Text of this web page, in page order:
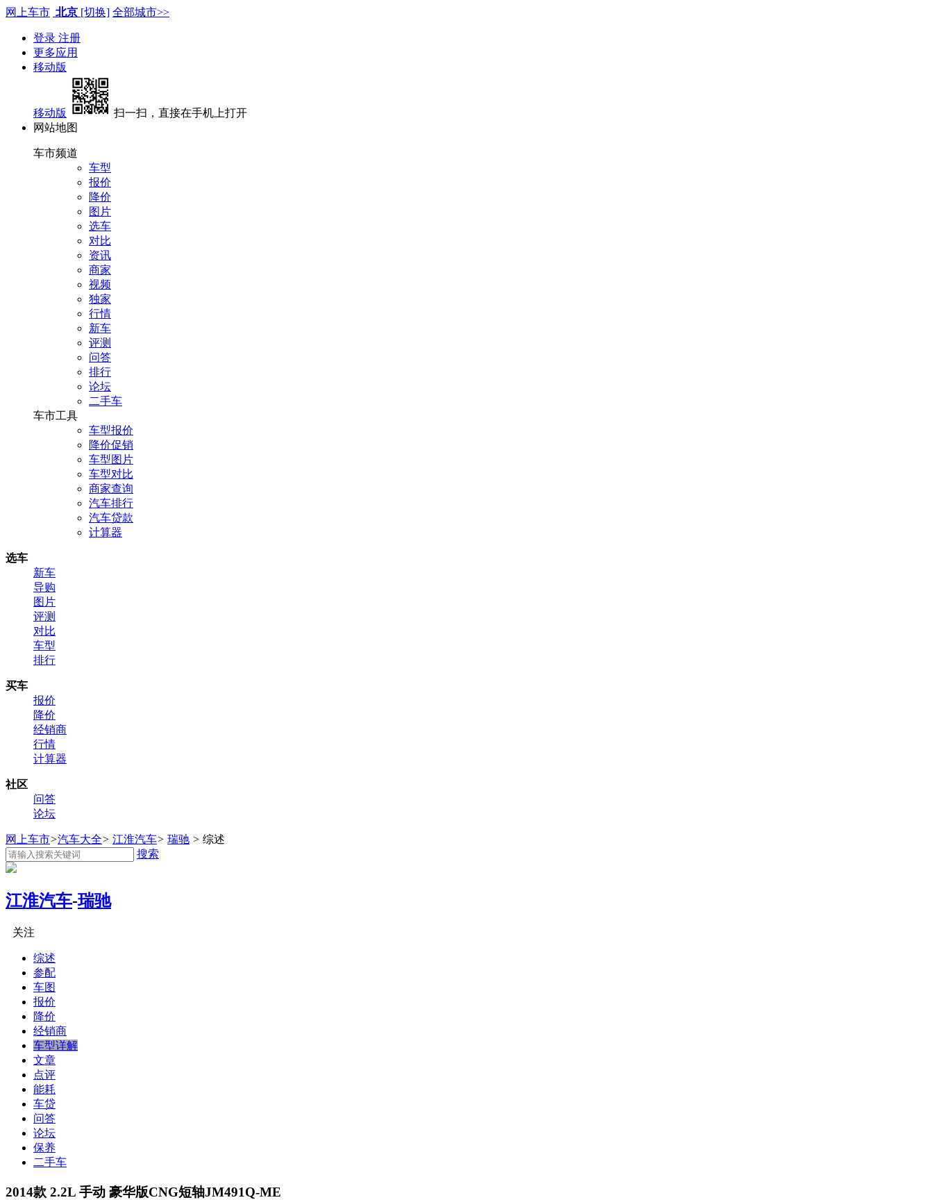
网上车市 北京 [切换] 全部城市>>
登录 注册
更多应用
移动版
移动版
扫一扫，直接在手机上打开
网站地图
车市频道
车型
报价
降价
图片
选车
对比
资讯
商家
视频
独家
行情
新车
评测
问答
排行
论坛
二手车
车市工具
车型报价
降价促销
车型图片
车型对比
商家查询
汽车排行
汽车贷款
计算器
选车
新车
导购
图片
评测
对比
车型
排行
买车
报价
降价
经销商
行情
计算器
社区
问答
论坛
网上车市>汽车大全> 江淮汽车> 瑞驰 > 综述
搜索
江淮汽车-瑞驰
关注
综述
参配
车图
报价
降价
经销商
车型详解
文章
点评
能耗
车贷
问答
论坛
保养
二手车
2014款 2.2L 手动 豪华版CNG短轴JM491Q-ME